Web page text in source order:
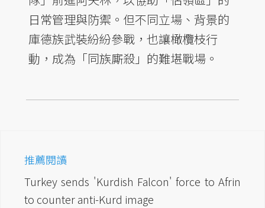
日常管理與防禦。但不同立場、背景的
庫德族武裝紛紛參戰，也讓橄欖枝行
動，成為「同族廝殺」的難堪戰場。
推薦閱讀
Turkey sends 'Kurdish Falcon' force to Afrin
to counter anti-Kurd image